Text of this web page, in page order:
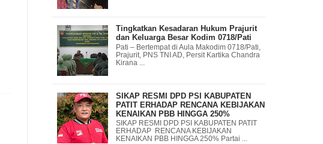
Tingkatkan Kesadaran Hukum Prajurit
dan Keluarga Besar Kodim 0718/Pati
Pati – Bertempat di Aula Makodim 0718/Pati,
Prajurit, PNS TNI AD, Persit Kartika Chandra
Kirana ...
SIKAP RESMI DPD PSI KABUPATEN
PATIT ERHADAP RENCANA KEBIJAKAN
KENAIKAN PBB HINGGA 250%
SIKAP RESMI DPD PSI KABUPATEN PATIT
ERHADAP RENCANA KEBIJAKAN
KENAIKAN PBB HINGGA 250% Partai ...